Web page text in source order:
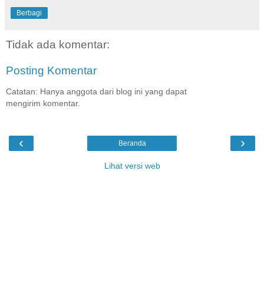
Berbagi
Tidak ada komentar:
Posting Komentar
Catatan: Hanya anggota dari blog ini yang dapat
mengirim komentar.
‹ ›
Beranda
Lihat versi web